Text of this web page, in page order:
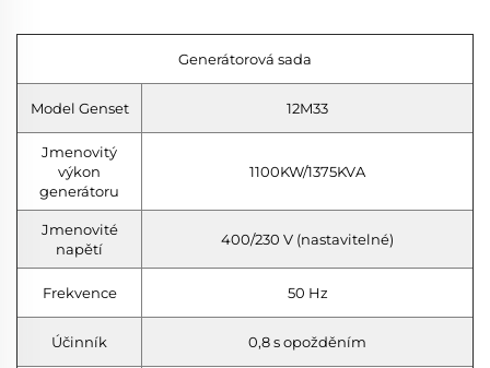
Generátorová sada
Model Genset 12M33
Jmenovitý
výkon
generátoru
1100KW/1375KVA
Jmenovité
napětí
400/230 V (nastavitelné)
Frekvence 50 Hz
Účinník 0,8 s opožděním